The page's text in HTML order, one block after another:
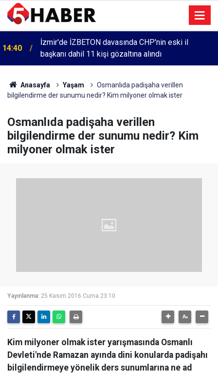
14:40
İzmir'de İZBETON davasında CHP'nin eski il
başkanı dahil 11 kişi gözaltına alındı
Anasayfa Yaşam
Osmanlıda padişaha verillen
bilgilendirme der sunumu nedir? Kim milyoner olmak ister
Osmanlıda padişaha verillen
bilgilendirme der sunumu nedir? Kim
milyoner olmak ister
Yayınlanma: 25 Kasım 2016 Cuma 23:10
Kim milyoner olmak ister yarışmasında Osmanlı
Devleti'nde Ramazan ayında dini konularda padişahı
bilgilendirmeye yönelik ders sunumlarına ne ad